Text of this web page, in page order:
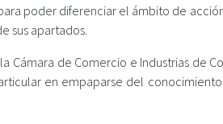
poder diferenciar el ámbito de
sus apartados.
Cámara de Comercio e Industrias de
en empaparse del